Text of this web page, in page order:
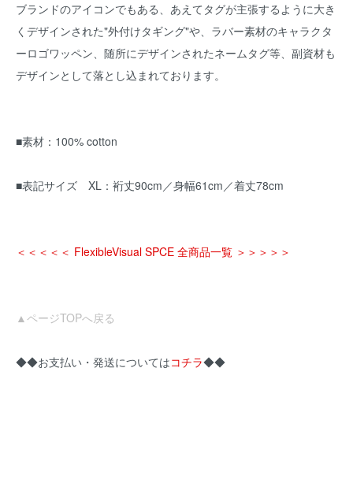
ブランドのアイコンでもある、あえてタグが主張するように大き
くデザインされた"外付けタギング"や、ラバー素材のキャラクタ
ーロゴワッペン、随所にデザインされたネームタグ等、副資材も
デザインとして落とし込まれております。
■素材：100% cotton
■表記サイズ XL：裄丈90cm／身幅61cm／着丈78cm
＜＜＜＜＜ FlexibleVisual SPCE 全商品一覧 ＞＞＞＞＞
▲ページTOPへ戻る
◆◆お支払い・発送についてはコチラ◆◆